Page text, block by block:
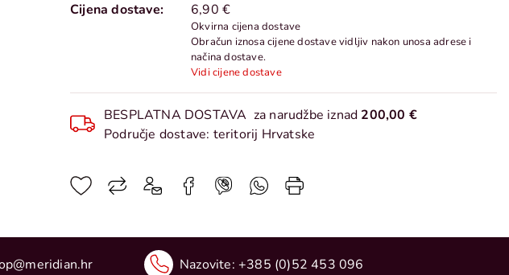
Cijena dostave: 6,90 €
Okvirna cijena dostave
Obračun iznosa cijene dostave vidljiv nakon unosa adrese i
načina dostave.
Vidi cijene dostave
BESPLATNA DOSTAVA za narudžbe iznad 200,00 €
Područje dostave: teritorij Hrvatske
Nazovite: +385 (0)52 453 096